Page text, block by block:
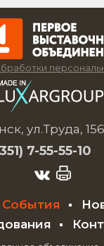
ул.Труда,
7-55-55-10
События